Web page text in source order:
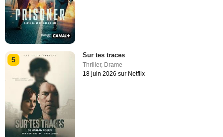
5
Sur tes traces
Thriller, Drame
18 juin 2026 sur Netflix